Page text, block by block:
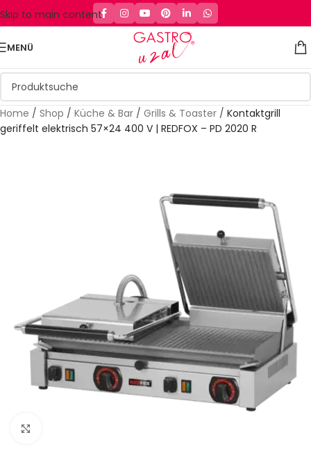
Skip to main content
MENÜ
Home / Shop / Küche & Bar / Grills & Toaster / Kontaktgrill
geriffelt elektrisch 57×24 400 V | REDFOX – PD 2020 R